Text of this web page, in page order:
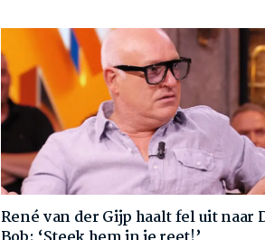
René van der Gijp haalt fel uit naar